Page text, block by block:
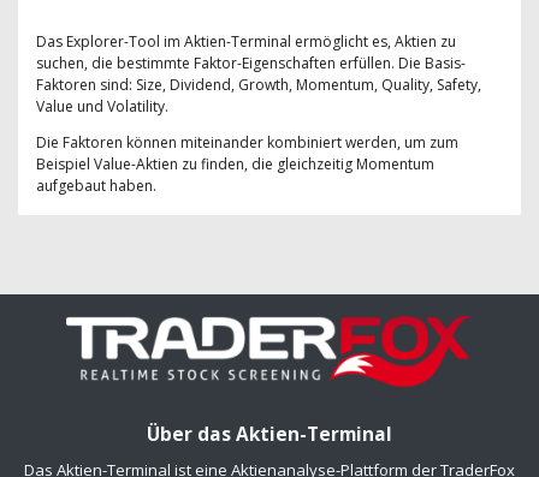
Das Explorer-Tool im Aktien-Terminal ermöglicht es, Aktien zu
suchen, die bestimmte Faktor-Eigenschaften erfüllen. Die Basis-
Faktoren sind: Size, Dividend, Growth, Momentum, Quality, Safety,
Value und Volatility.
Die Faktoren können miteinander kombiniert werden, um zum
Beispiel Value-Aktien zu finden, die gleichzeitig Momentum
aufgebaut haben.
Über das Aktien-Terminal
Das Aktien-Terminal ist eine Aktienanalyse-Plattform der TraderFox